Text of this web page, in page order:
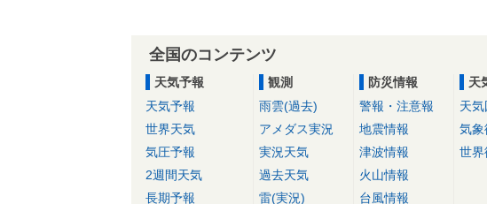
全国のコンテンツ
天気予報
天気予報
世界天気
気圧予報
2週間天気
長期予報
観測
雨雲(過去)
アメダス実況
実況天気
過去天気
雷(実況)
防災情報
警報・注意報
地震情報
津波情報
火山情報
台風情報
天
天気
気象
世界